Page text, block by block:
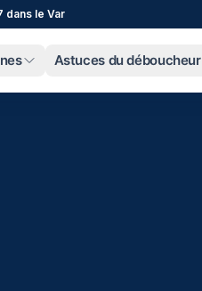
dans le Var
Astuces du déboucheur